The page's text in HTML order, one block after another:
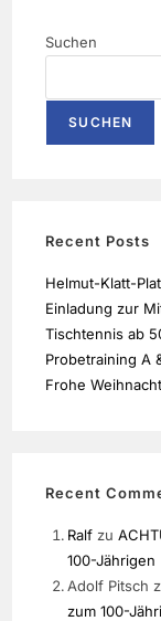
Suchen
SUCHEN
Recent Posts
Helmut-Klatt-
Einladung zur
Tischtennis ab
Probetraining A
Frohe
Recent
Ralf zu
100-Jährigen
Adolf Pitsch
zum 100-